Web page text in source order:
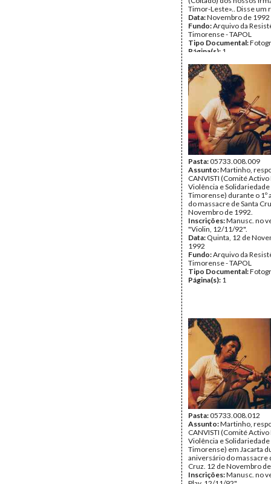
Timor-Leste».. Disse um
Data:Novembro de 1992
Fundo:Arquivo da
Timorense - TAPOL
Tipo Documental:
Página(s): 1
Pasta:05733.008.009
Assunto:Martinho,
CANVISTI (Comité Activo
Violência e Solidariedade
Timorense) durante o 1º
do massacre de Santa
Novembro de 1992.
Inscrições:Manusc. no
"Violin, 12/11/92".
Data: Quinta, 12 de
1992
Fundo:Arquivo da
Timorense - TAPOL
Tipo Documental:
Página(s): 1
Pasta:05733.008.012
Assunto:Martinho,
CANVISTI (Comité Activo
Violência e Solidariedade
Timorense) em Jacarta
aniversário do massacre
Cruz. 12 de Novembro
Inscrições:Manusc. no